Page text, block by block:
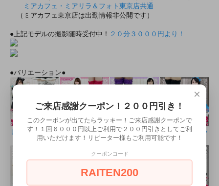
ミアカフェ・ミアリラ＆フォト東京店共通
（ミアカフェ東京店は出勤情報非公開です）
●上記モデルの撮影随時受付中！ ２０分３０００円より！
●バリエーション●
レース：ブラッ
ク×ホワイト
レース：ブラッ
ク×ピンク
レース：ブラッ
ク×パープル
レース：ブラッ
ク×ブラック
×
ご来店感謝クーポン！２００円引き！
このクーポンが出てたらラッキー！ご来店感謝クーポンで
す！１回６０００円以上ご利用で２００円引きとしてご利
用いただけます！リピーター様もご利用可能です！
クーポンコード
RAITEN200